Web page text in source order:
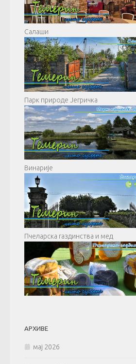
Салаши
Парк природе Јегричка
Винарије
Пчеларска газдинства и мед
АРХИВЕ
мај 2026